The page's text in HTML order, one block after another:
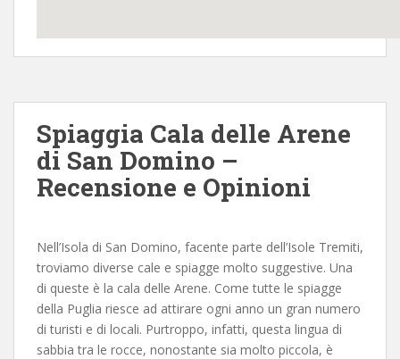
Spiaggia Cala delle Arene
di San Domino –
Recensione e Opinioni
Nell’Isola di San Domino, facente parte dell’Isole Tremiti,
troviamo diverse cale e spiagge molto suggestive. Una
di queste è la cala delle Arene. Come tutte le spiagge
della Puglia riesce ad attirare ogni anno un gran numero
di turisti e di locali. Purtroppo, infatti, questa lingua di
sabbia tra le rocce, nonostante sia molto piccola, è